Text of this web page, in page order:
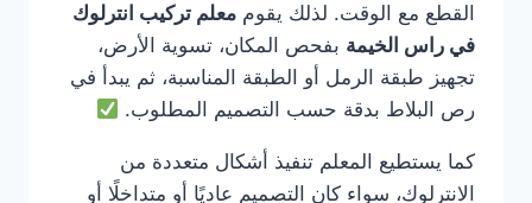
القطع مع الوقت. لذلك يقوم معلم تركيب انترلوك
في راس الخيمة بفحص المكان، تسوية الأرض،
تجهيز طبقة الرمل أو الطبقة المناسبة، ثم يبدأ في
رص البلاط بدقة حسب التصميم المطلوب.
كما يستطيع المعلم تنفيذ أشكال متعددة من
الانترلوك، سواء كان التصميم عاديًا أو متداخلًا أو